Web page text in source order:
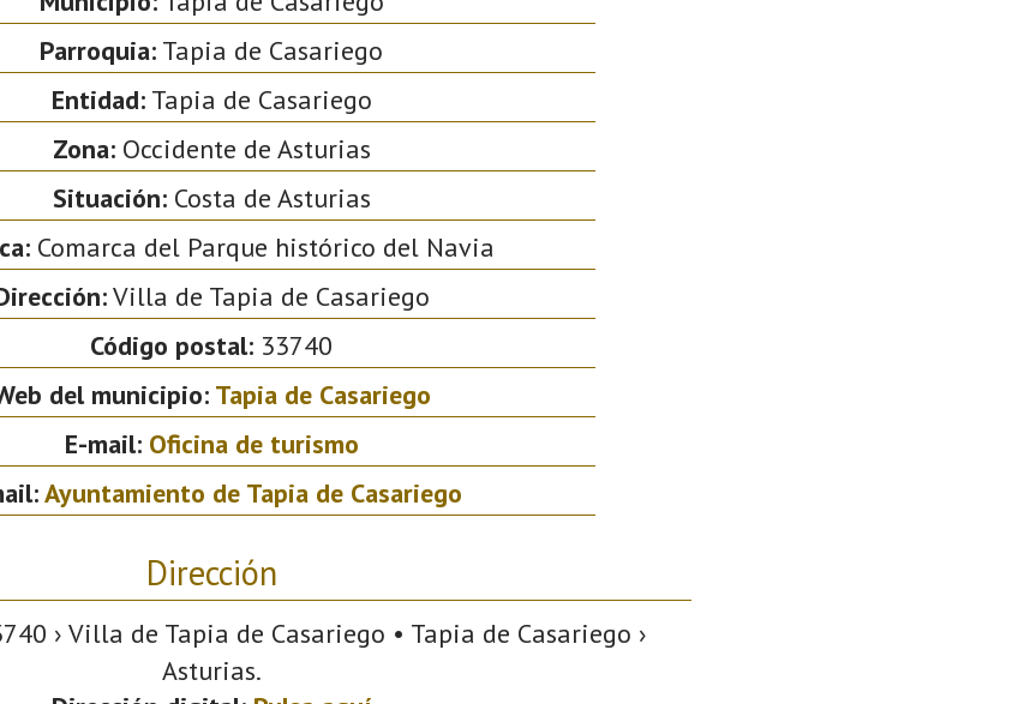
Parroquia: Tapia de Casariego
Entidad:Tapia de Casariego
Zona:Occidente de Asturias
Situación:Costa de Asturias
Comarca del Parque histórico del Navia
Villa de Tapia de Casariego
Código postal: 33740
del municipio: Tapia de Casariego
E-mail: Oficina de turismo
Ayuntamiento de Tapia de Casariego
Dirección
› Villa de Tapia de Casariego • Tapia de Casariego ›
Asturias.